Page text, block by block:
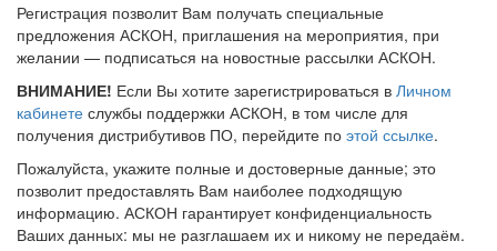
Регистрация позволит Вам получать специальные
предложения АСКОН, приглашения на мероприятия, при
желании — подписаться на новостные рассылки АСКОН.
ВНИМАНИЕ! Если Вы хотите зарегистрироваться в Личном
кабинете службы поддержки АСКОН, в том числе для
получения дистрибутивов ПО, перейдите по этой ссылке.
Пожалуйста, укажите полные и достоверные данные; это
позволит предоставлять Вам наиболее подходящую
информацию. АСКОН гарантирует конфиденциальность
Ваших данных: мы не разглашаем их и никому не передаём.